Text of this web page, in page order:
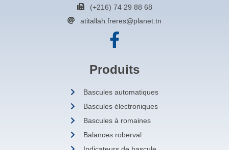
(+216) 74 29 88 68
atitallah.freres@planet.tn
Produits
Bascules automatiques
Bascules électroniques
Bascules à romaines
Balances roberval